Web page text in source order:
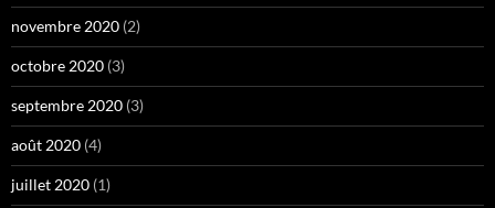
novembre 2020 (2)
octobre 2020 (3)
septembre 2020 (3)
août 2020 (4)
juillet 2020 (1)